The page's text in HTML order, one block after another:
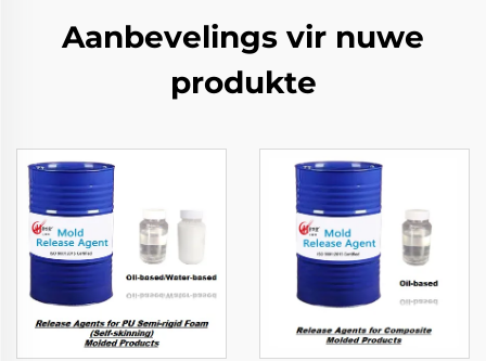
Aanbevelings vir nuwe
produkte